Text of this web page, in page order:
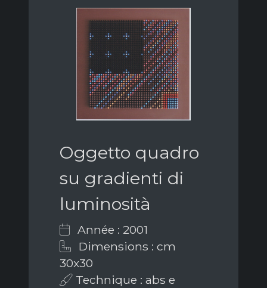
Oggetto quadro
su gradienti di
luminosità
Année : 2001
Dimensions : cm
30x30
Technique : abs e